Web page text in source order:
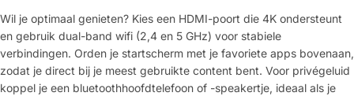
Wil je optimaal genieten? Kies een HDMI-poort die 4K ondersteunt
en gebruik dual-band wifi (2,4 en 5 GHz) voor stabiele
verbindingen. Orden je startscherm met je favoriete apps bovenaan,
zodat je direct bij je meest gebruikte content bent. Voor privégeluid
koppel je een bluetoothhoofdtelefoon of -speakertje, ideaal als je